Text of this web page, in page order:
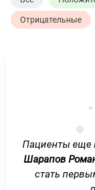
Отрицательные
Пациенты еще
Шарапов
стать